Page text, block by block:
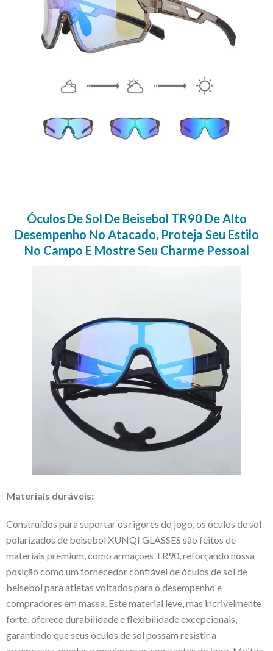
Óculos De Sol De Beisebol TR90 De Alto
Desempenho No Atacado, Proteja Seu Estilo
No Campo E Mostre Seu Charme Pessoal
Materiais duráveis:
Construídos para suportar os rigores do jogo, os óculos de sol
polarizados de beisebol XUNQI GLASSES são feitos de
materiais premium, como armações TR90, reforçando nossa
posição como um fornecedor confiável de óculos de sol de
beisebol para atletas voltados para o desempenho e
compradores em massa. Este material leve, mas incrivelmente
forte, oferece durabilidade e flexibilidade excepcionais,
garantindo que seus óculos de sol possam resistir a